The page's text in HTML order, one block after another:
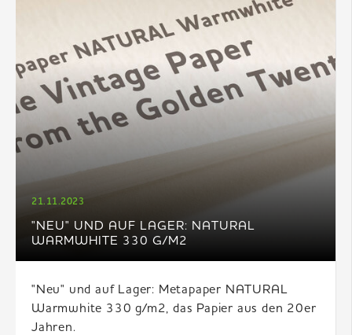
"NEU" UND AUF LAGER: NATURAL
WARMWHITE 330 G/M2
21.11.2023
"Neu" und auf Lager: Metapaper NATURAL
Warmwhite 330 g/m2, das Papier aus den 20er
Jahren.